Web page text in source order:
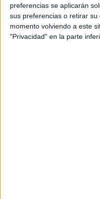
preferencias se aplicarán
sus preferencias o retirar
momento volviendo a este
"Privacidad" en la parte